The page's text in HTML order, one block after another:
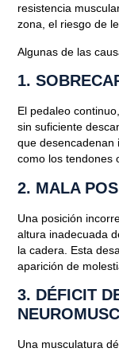
resistencia
zona, el riesgo de
Algunas de las
1.
El pedaleo
sin suficiente
que desencadenan
como los tendones
2. MALA
Una posición
altura inadecuada
la cadera. Esta
aparición de
3. DÉFICIT
Una musculatura